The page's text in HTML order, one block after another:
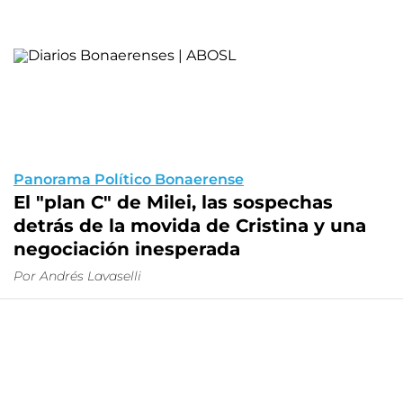
Panorama Político Bonaerense
El "plan C" de Milei, las sospechas
detrás de la movida de Cristina y una
negociación inesperada
Por Andrés Lavaselli